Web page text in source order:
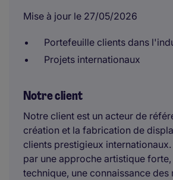
Mise à jour le 27/05/2026
Portefeuille clients dans
Projets internationaux
Notre client
Notre client est un acteur de
création et la fabrication de
clients prestigieux
par une approche artistique
technique, une connaissance des